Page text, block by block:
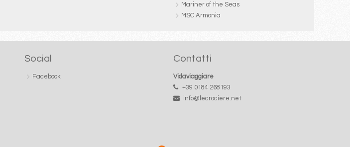
Mariner of the Seas
MSC Armonia
Social
Facebook
Contatti
Vidaviaggiare
+39 0184 268193
info@lecrociere.net